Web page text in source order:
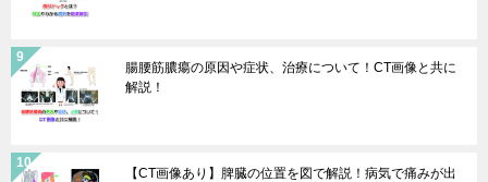
腸腰筋膿瘍の原因や症状、治療について！CT画像と共に
解説！
【CT画像あり】脾臓の位置を図で解説！病気で痛みが出